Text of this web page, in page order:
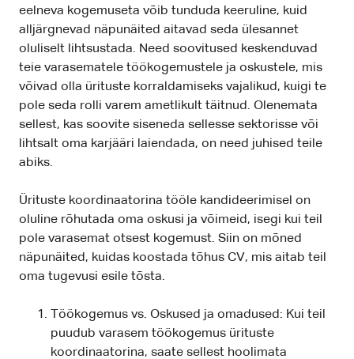
eelneva kogemuseta võib tunduda keeruline, kuid
alljärgnevad näpunäited aitavad seda ülesannet
oluliselt lihtsustada. Need soovitused keskenduvad
teie varasematele töökogemustele ja oskustele, mis
võivad olla ürituste korraldamiseks vajalikud, kuigi te
pole seda rolli varem ametlikult täitnud. Olenemata
sellest, kas soovite siseneda sellesse sektorisse või
lihtsalt oma karjääri laiendada, on need juhised teile
abiks.
Ürituste koordinaatorina tööle kandideerimisel on
oluline rõhutada oma oskusi ja võimeid, isegi kui teil
pole varasemat otsest kogemust. Siin on mõned
näpunäited, kuidas koostada tõhus CV, mis aitab teil
oma tugevusi esile tõsta.
Töökogemus vs. Oskused ja omadused: Kui teil
puudub varasem töökogemus ürituste
koordinaatorina, saate sellest hoolimata